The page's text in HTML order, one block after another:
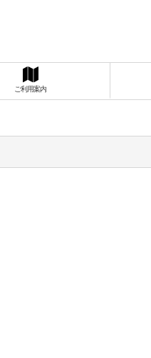
ご利用案内